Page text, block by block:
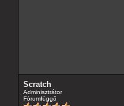
Scratch
Adminisztrátor
Fórumfüggő